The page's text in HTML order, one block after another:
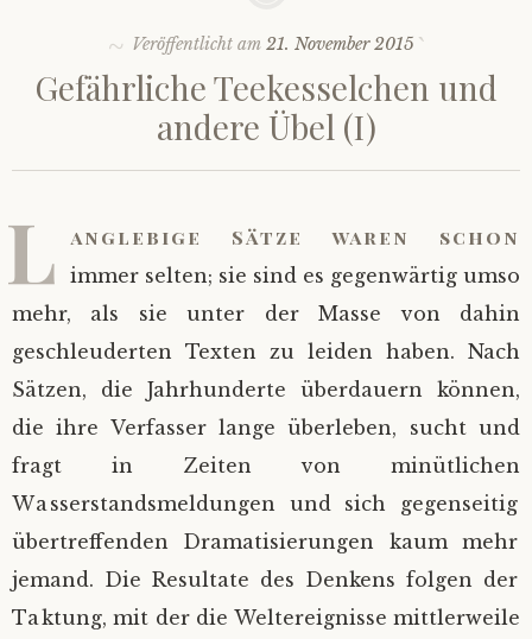
Veröffentlicht am 21. November 2015
Gefährliche Teekesselchen und
andere Übel (I)
L anglebige Sätze waren schon
immer selten; sie sind es gegenwärtig umso
mehr, als sie unter der Masse von dahin
geschleuderten Texten zu leiden haben. Nach
Sätzen, die Jahrhunderte überdauern können,
die ihre Verfasser lange überleben, sucht und
fragt in Zeiten von minütlichen
Wasserstandsmeldungen und sich gegenseitig
übertreffenden Dramatisierungen kaum mehr
jemand. Die Resultate des Denkens folgen der
Taktung, mit der die Weltereignisse mittlerweile